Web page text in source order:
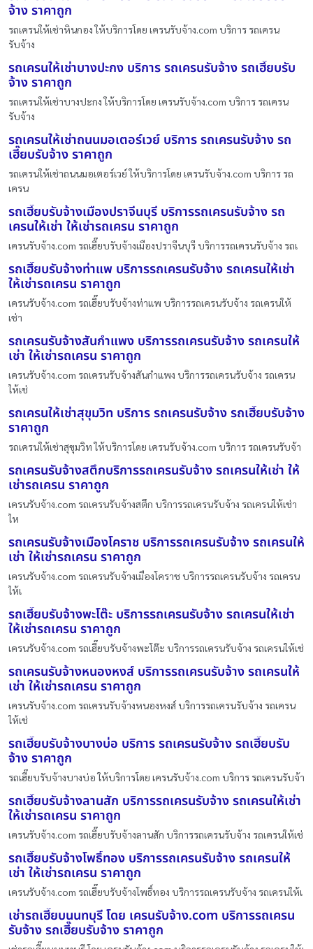
จ้าง ราคาถูก
รถเครนให้เช่าหินกอง ให้บริการโดย เครนรับจ้าง.com บริการ รถเครน
รับจ้าง
รถเครนให้เช่าบางปะกง บริการ รถเครนรับจ้าง รถเฮี๊ยบรับ
จ้าง ราคาถูก
รถเครนให้เช่าบางปะกง ให้บริการโดย เครนรับจ้าง.com บริการ รถเครน
รับจ้าง
รถเครนให้เช่าถนนมอเตอร์เวย์ บริการ รถเครนรับจ้าง รถ
เฮี๊ยบรับจ้าง ราคาถูก
รถเครนให้เช่าถนนมอเตอร์เวย์ ให้บริการโดย เครนรับจ้าง.com บริการ รถ
เครน
รถเฮี๊ยบรับจ้างเมืองปราจีนบุรี บริการรถเครนรับจ้าง รถ
เครนให้เช่า ให้เช่ารถเครน ราคาถูก
เครนรับจ้าง.com รถเฮี๊ยบรับจ้างเมืองปราจีนบุรี บริการรถเครนรับจ้าง รถเ
รถเฮี๊ยบรับจ้างท่าแพ บริการรถเครนรับจ้าง รถเครนให้เช่า
ให้เช่ารถเครน ราคาถูก
เครนรับจ้าง.com รถเฮี๊ยบรับจ้างท่าแพ บริการรถเครนรับจ้าง รถเครนให้
เช่า
รถเครนรับจ้างสันกำแพง บริการรถเครนรับจ้าง รถเครนให้
เช่า ให้เช่ารถเครน ราคาถูก
เครนรับจ้าง.com รถเครนรับจ้างสันกำแพง บริการรถเครนรับจ้าง รถเครน
ให้เช่
รถเครนให้เช่าสุขุมวิท บริการ รถเครนรับจ้าง รถเฮี๊ยบรับจ้าง
ราคาถูก
รถเครนให้เช่าสุขุมวิท ให้บริการโดย เครนรับจ้าง.com บริการ รถเครนรับจ้า
รถเครนรับจ้างสตึกบริการรถเครนรับจ้าง รถเครนให้เช่า ให้
เช่ารถเครน ราคาถูก
เครนรับจ้าง.com รถเครนรับจ้างสตึก บริการรถเครนรับจ้าง รถเครนให้เช่า
ให
รถเครนรับจ้างเมืองโคราช บริการรถเครนรับจ้าง รถเครนให้
เช่า ให้เช่ารถเครน ราคาถูก
เครนรับจ้าง.com รถเครนรับจ้างเมืองโคราช บริการรถเครนรับจ้าง รถเครน
ให้เ
รถเฮี๊ยบรับจ้างพะโต๊ะ บริการรถเครนรับจ้าง รถเครนให้เช่า
ให้เช่ารถเครน ราคาถูก
เครนรับจ้าง.com รถเฮี๊ยบรับจ้างพะโต๊ะ บริการรถเครนรับจ้าง รถเครนให้เช่
รถเครนรับจ้างหนองหงส์ บริการรถเครนรับจ้าง รถเครนให้
เช่า ให้เช่ารถเครน ราคาถูก
เครนรับจ้าง.com รถเครนรับจ้างหนองหงส์ บริการรถเครนรับจ้าง รถเครน
ให้เช่
รถเฮี๊ยบรับจ้างบางบ่อ บริการ รถเครนรับจ้าง รถเฮี๊ยบรับ
จ้าง ราคาถูก
รถเฮี๊ยบรับจ้างบางบ่อ ให้บริการโดย เครนรับจ้าง.com บริการ รถเครนรับจ้า
รถเฮี๊ยบรับจ้างลานสัก บริการรถเครนรับจ้าง รถเครนให้เช่า
ให้เช่ารถเครน ราคาถูก
เครนรับจ้าง.com รถเฮี๊ยบรับจ้างลานสัก บริการรถเครนรับจ้าง รถเครนให้เช่
รถเฮี๊ยบรับจ้างโพธิ์ทอง บริการรถเครนรับจ้าง รถเครนให้
เช่า ให้เช่ารถเครน ราคาถูก
เครนรับจ้าง.com รถเฮี๊ยบรับจ้างโพธิ์ทอง บริการรถเครนรับจ้าง รถเครนให้เ
เช่ารถเฮี๊ยบนนทบุรี โดย เครนรับจ้าง.com บริการรถเครน
รับจ้าง รถเฮี๊ยบรับจ้าง ราคาถูก